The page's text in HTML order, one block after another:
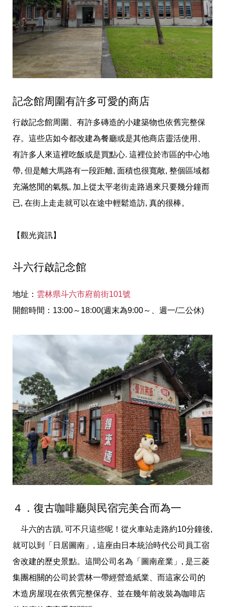
記念館周圍有許多可愛的商店
行啟記念館周圍、有許多磚造的小建築物也依舊完整保
存。這些店如今都改建為餐廳或是其他商店靈活使用、
有許多人來這裡吃飯或是買點心. 這裡位於市區的中心地
帶, 但是離大馬路有一段距離, 面積也很寬敞, 整個區域都
充滿悠閒的氣氛, 加上從太平老街走路過來只要幾分鐘而
已, 在街上走走就可以在途中輕鬆造訪, 真的很棒。
【觀光資訊】
斗六行啟記念館
地址： 雲林県斗六市府前街101號
開館時間：13:00～18:00(週末為9:00～、週一/二公休)
４．復古咖啡廳與民宿完美合而為一
斗六的古蹟, 可不只這些呢！從火車站走路約10分鐘後,
就可以到「日居圖南」, 這座由日本統治時代公司員工宿
舍改建的歷史景點。這間公司名為「圖南産業」, 是三菱
集團相關的公司於雲林一帶經營造紙業、而這家公司的
木造房屋現在依舊完整保存、並在幾年前改裝為咖啡店